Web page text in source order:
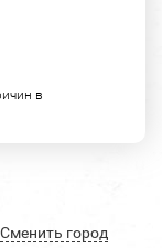
в
Cменить город